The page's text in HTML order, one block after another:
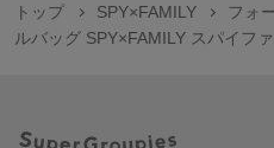
トップ SPY×FAMILY
フォ
ルバッグ SPY×FAMILY スパイフ